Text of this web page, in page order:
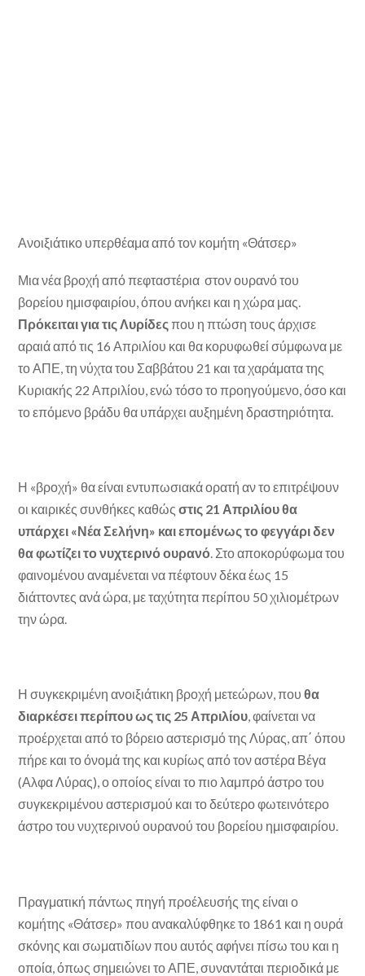
Ανοιξιάτικο υπερθέαμα από τον κομήτη «Θάτσερ»
Μια νέα βροχή από πεφταστέρια στον ουρανό του
βορείου ημισφαιρίου, όπου ανήκει και η χώρα μας.
Πρόκειται για τις Λυρίδες που η πτώση τους άρχισε
αραιά από τις 16 Απριλίου και θα κορυφωθεί σύμφωνα με
το ΑΠΕ, τη νύχτα του Σαββάτου 21 και τα χαράματα της
Κυριακής 22 Απριλίου, ενώ τόσο το προηγούμενο, όσο και
το επόμενο βράδυ θα υπάρχει αυξημένη δραστηριότητα.
Η «βροχή» θα είναι εντυπωσιακά ορατή αν το επιτρέψουν
οι καιρικές συνθήκες καθώςστις 21 Απριλίου θα
υπάρχει «Νέα Σελήνη» και επομένως το φεγγάρι δεν
θα φωτίζει το νυχτερινό ουρανό. Στο αποκορύφωμα του
φαινομένου αναμένεται να πέφτουν δέκα έως 15
διάττοντες ανά ώρα, με ταχύτητα περίπου 50 χιλιομέτρων
την ώρα.
Η συγκεκριμένη ανοιξιάτικη βροχή μετεώρων, πουθα
διαρκέσει περίπου ως τις 25 Απριλίου, φαίνεται να
προέρχεται από το βόρειο αστερισμό της Λύρας, απ΄ όπου
πήρε και το όνομά της και κυρίως από τον αστέρα Βέγα
(Αλφα Λύρας), ο οποίος είναι το πιο λαμπρό άστρο του
συγκεκριμένου αστερισμού και το δεύτερο φωτεινότερο
άστρο του νυχτερινού ουρανού του βορείου ημισφαιρίου.
Πραγματική πάντως πηγή προέλευσής της είναι ο
κομήτης «Θάτσερ» που ανακαλύφθηκε το 1861 και η ουρά
σκόνης και σωματιδίων που αυτός αφήνει πίσω του και η
οποία, όπως σημειώνει το ΑΠΕ, συναντάται περιοδικά με